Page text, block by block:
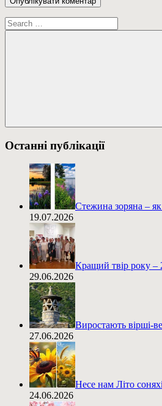
Пошук:
Пошук
Останні публікації
Стежина зоряна –
19.07.2026
Кращий твір року –
29.06.2026
Виростають вірші-
27.06.2026
Несе нам Літо
24.06.2026